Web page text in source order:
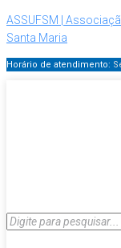
ASSUFSM |
Santa Maria
Horário de atendimento: